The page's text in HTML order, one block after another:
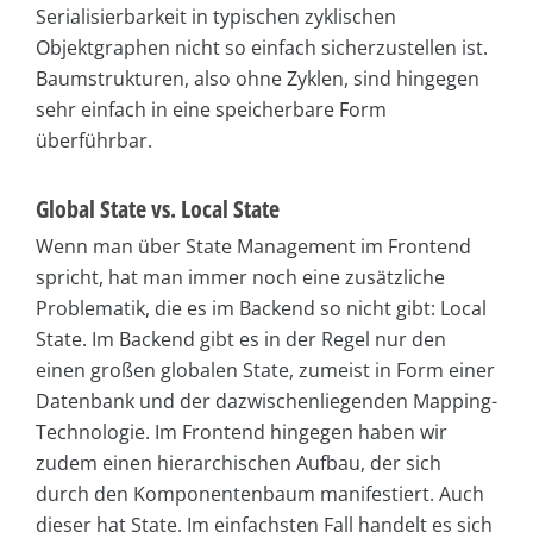
Serialisierbarkeit in typischen zyklischen
Objektgraphen nicht so einfach sicherzustellen ist.
Baumstrukturen, also ohne Zyklen, sind hingegen
sehr einfach in eine speicherbare Form
überführbar.
Global State vs. Local State
Wenn man über State Management im Frontend
spricht, hat man immer noch eine zusätzliche
Problematik, die es im Backend so nicht gibt: Local
State. Im Backend gibt es in der Regel nur den
einen großen globalen State, zumeist in Form einer
Datenbank und der dazwischenliegenden Mapping-
Technologie. Im Frontend hingegen haben wir
zudem einen hierarchischen Aufbau, der sich
durch den Komponentenbaum manifestiert. Auch
dieser hat State. Im einfachsten Fall handelt es sich